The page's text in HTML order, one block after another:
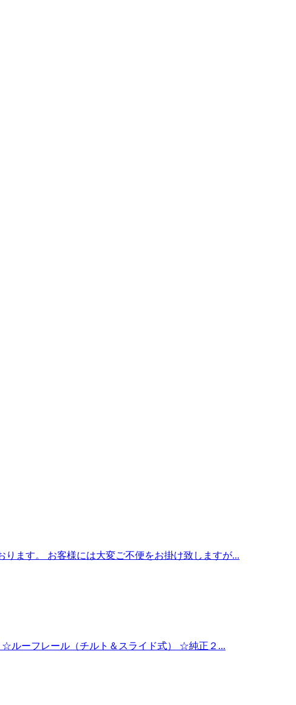
ます。 お客様には大変ご不便をお掛け致しますが...
ルーフレール（チルト＆スライド式） ☆純正２...